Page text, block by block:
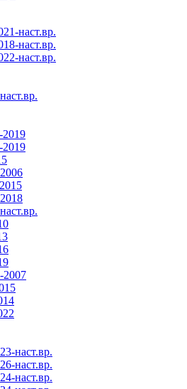
наст.вр.
наст.вр.
наст.вр.
2019
2019
2007
наст.вр.
наст.вр.
наст.вр.